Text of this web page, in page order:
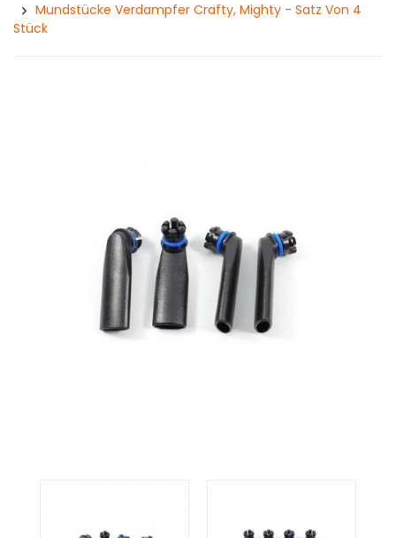
Mundstücke Verdampfer Crafty, Mighty - Satz Von 4
Stück